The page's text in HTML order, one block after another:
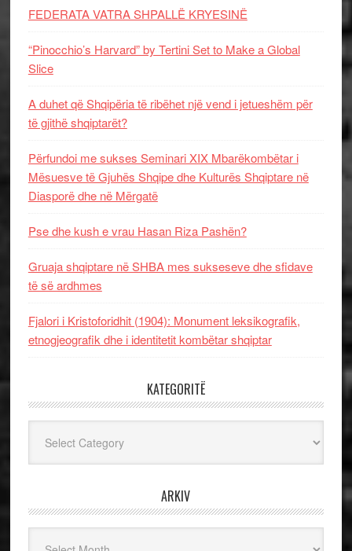
FEDERATA VATRA SHPALLË KRYESINË
“Pinocchio’s Harvard” by Tertini Set to Make a Global
Slice
A duhet që Shqipëria të ribëhet një vend i jetueshëm për
të gjithë shqiptarët?
Përfundoi me sukses Seminari XIX Mbarëkombëtar i
Mësuesve të Gjuhës Shqipe dhe Kulturës Shqiptare në
Diasporë dhe në Mërgatë
Pse dhe kush e vrau Hasan Riza Pashën?
Gruaja shqiptare në SHBA mes sukseseve dhe sfidave
të së ardhmes
Fjalori i Kristoforidhit (1904): Monument leksikografik,
etnogjeografik dhe i identitetit kombëtar shqiptar
KATEGORITË
ARKIV